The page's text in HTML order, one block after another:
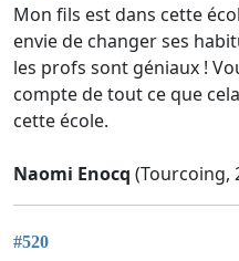
Mon fils est dans cette
envie de changer ses
les profs sont géniaux !
compte de tout ce que
cette école.
Naomi Enocq (Tourcoing,
#520